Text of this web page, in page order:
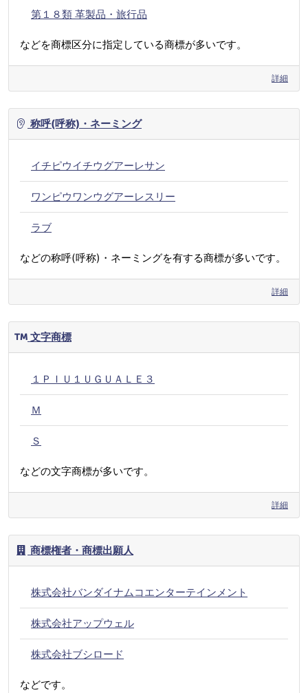
第１８類 革製品・旅行品
などを商標区分に指定している商標が多いです。
詳細
称呼(呼称)・ネーミング
イチピウイチウグアーレサン
ワンピウワンウグアーレスリー
ラブ
などの称呼(呼称)・ネーミングを有する商標が多いです。
詳細
文字商標
１ＰＩＵ１ＵＧＵＡＬＥ３
Ｍ
Ｓ
などの文字商標が多いです。
詳細
商標権者・商標出願人
株式会社バンダイナムコエンターテインメント
株式会社アップウェル
株式会社ブシロード
などです。